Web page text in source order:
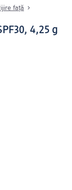
față
4,25 g